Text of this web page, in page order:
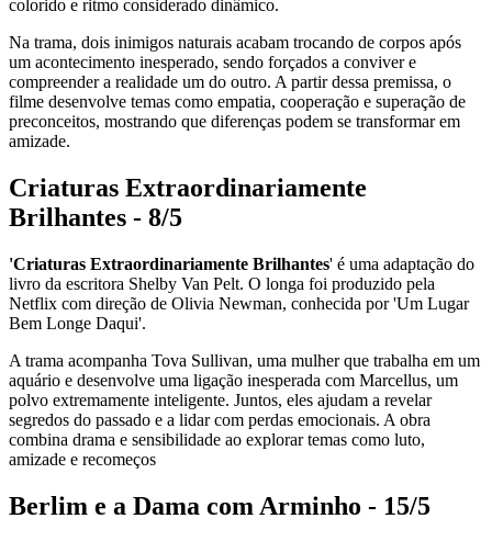
colorido e ritmo considerado dinâmico.
Na trama, dois inimigos naturais acabam trocando de corpos após
um acontecimento inesperado, sendo forçados a conviver e
compreender a realidade um do outro. A partir dessa premissa, o
filme desenvolve temas como empatia, cooperação e superação de
preconceitos, mostrando que diferenças podem se transformar em
amizade.
Criaturas Extraordinariamente
Brilhantes - 8/5
'Criaturas Extraordinariamente Brilhantes' é uma adaptação do
livro da escritora Shelby Van Pelt. O longa foi produzido pela
Netflix com direção de Olivia Newman, conhecida por 'Um Lugar
Bem Longe Daqui'.
A trama acompanha Tova Sullivan, uma mulher que trabalha em um
aquário e desenvolve uma ligação inesperada com Marcellus, um
polvo extremamente inteligente. Juntos, eles ajudam a revelar
segredos do passado e a lidar com perdas emocionais. A obra
combina drama e sensibilidade ao explorar temas como luto,
amizade e recomeços
Berlim e a Dama com Arminho - 15/5